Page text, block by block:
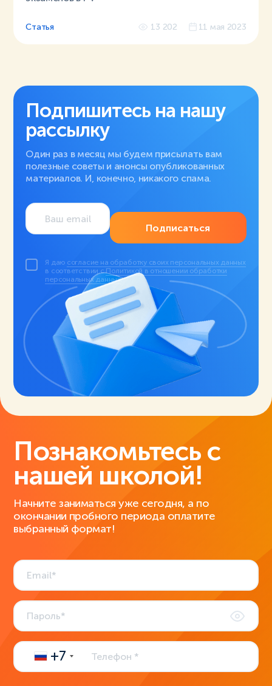
Статья 13 202 11 мая 2023
Подпишитесь на нашу
рассылку
Один раз в месяц мы будем присылать вам
полезные советы и анонсы опубликованных
материалов. И, конечно, никакого спама.
Подписаться
Я даю согласие на обработку своих персональных данных
в соответствии сПолитикой в отношении обработки
персональных данных.
Познакомьтесь с
нашей школой!
Начните заниматься уже сегодня, а по
окончании пробного периода оплатите
выбранный формат!
+7